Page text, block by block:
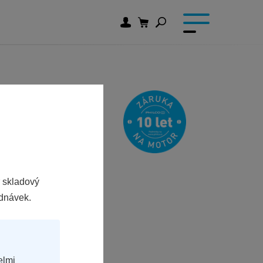
skladový